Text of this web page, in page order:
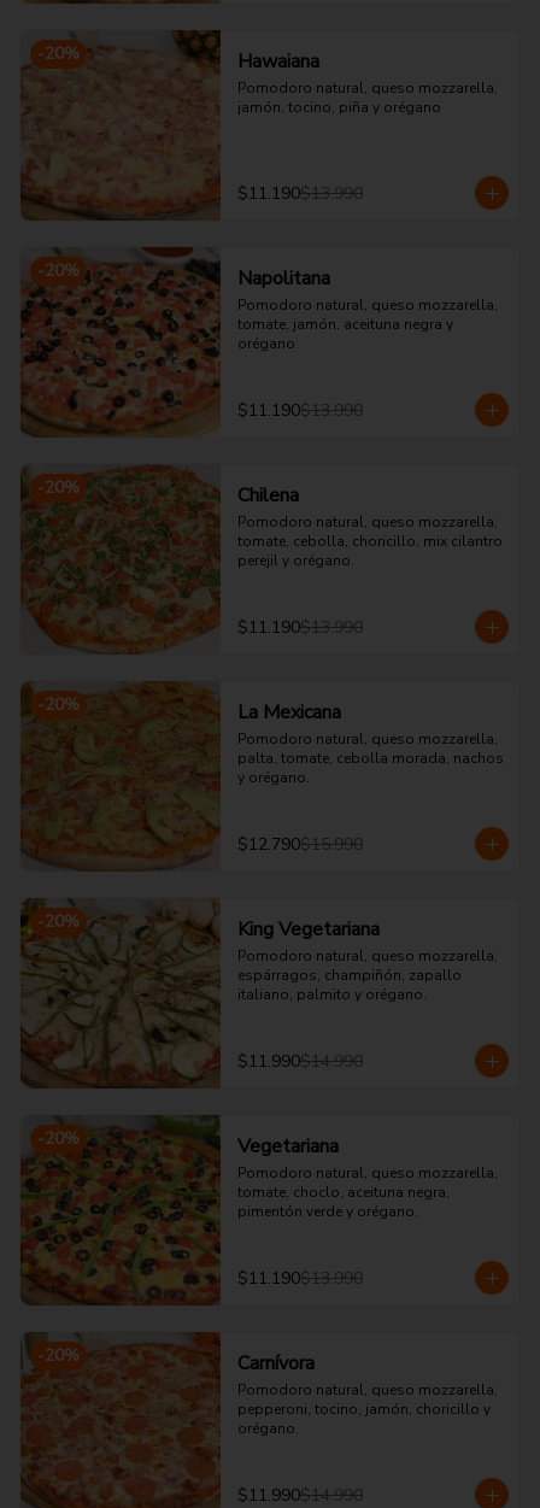
-20% Hawaiana
Pomodoro natural, queso mozzarella,
jamón, tocino, piña y orégano
$11.190$13.990
-20% Napolitana
Pomodoro natural, queso mozzarella,
tomate, jamón, aceituna negra y
orégano.
$11.190$13.990
-20% Chilena
Pomodoro natural, queso mozzarella,
tomate, cebolla, choricillo, mix cilantro
perejil y orégano.
$11.190$13.990
-20% La Mexicana
Pomodoro natural, queso mozzarella,
palta, tomate, cebolla morada, nachos
y orégano.
$12.790$15.990
-20% King Vegetariana
Pomodoro natural, queso mozzarella,
espárragos, champiñón, zapallo
italiano, palmito y orégano.
$11.990$14.990
-20% Vegetariana
Pomodoro natural, queso mozzarella,
tomate, choclo, aceituna negra,
pimentón verde y orégano.
$11.190$13.990
-20% Carnívora
Pomodoro natural, queso mozzarella,
pepperoni, tocino, jamón, choricillo y
orégano.
$11.990$14.990